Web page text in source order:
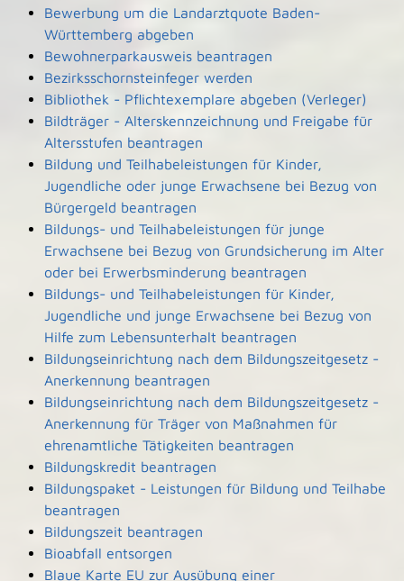
Bewerbung um die Landarztquote Baden-
Württemberg abgeben
Bewohnerparkausweis beantragen
Bezirksschornsteinfeger werden
Bibliothek - Pflichtexemplare abgeben (Verleger)
Bildträger - Alterskennzeichnung und Freigabe für
Altersstufen beantragen
Bildung und Teilhabeleistungen für Kinder,
Jugendliche oder junge Erwachsene bei Bezug von
Bürgergeld beantragen
Bildungs- und Teilhabeleistungen für junge
Erwachsene bei Bezug von Grundsicherung im Alter
oder bei Erwerbsminderung beantragen
Bildungs- und Teilhabeleistungen für Kinder,
Jugendliche und junge Erwachsene bei Bezug von
Hilfe zum Lebensunterhalt beantragen
Bildungseinrichtung nach dem Bildungszeitgesetz -
Anerkennung beantragen
Bildungseinrichtung nach dem Bildungszeitgesetz -
Anerkennung für Träger von Maßnahmen für
ehrenamtliche Tätigkeiten beantragen
Bildungskredit beantragen
Bildungspaket - Leistungen für Bildung und Teilhabe
beantragen
Bildungszeit beantragen
Bioabfall entsorgen
Blaue Karte EU zur Ausübung einer